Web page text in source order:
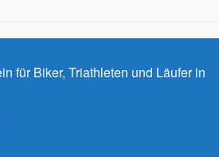
für Biker, Triathleten und Läufer in